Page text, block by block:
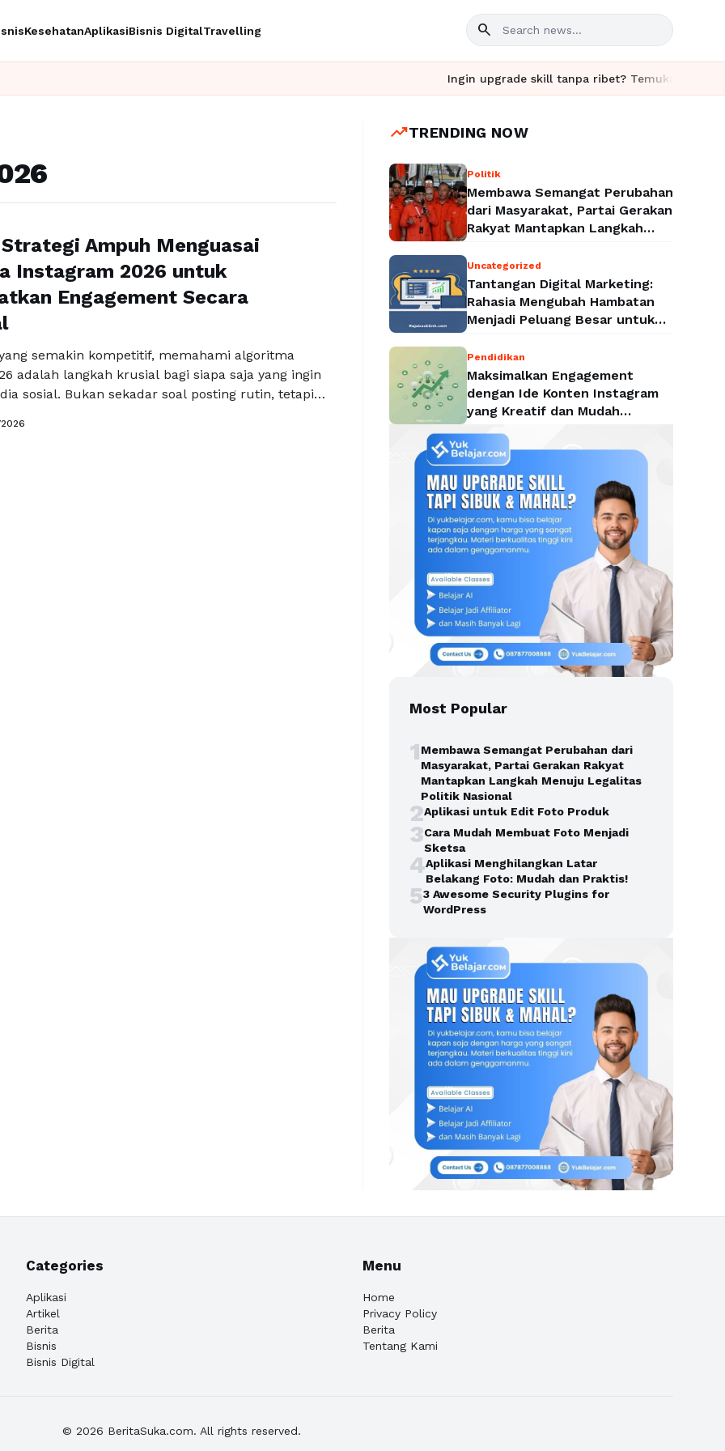
KesehatanAplikasiBisnis DigitalTravelling search
Ingin upgrade skill tanpa ribet? Temukan kelas seru
Ampuh Menguasai
Instagram 2026 untuk
Engagement Secara
semakin kompetitif, memahami algoritma
adalah langkah krusial bagi siapa saja yang ingin
sosial. Bukan sekadar soal posting rutin, tetapi
yang semakin cerdas dan selektif. Jika Anda
trending_upTRENDING NOW
Politik
Membawa Semangat Perubahan
dari Masyarakat, Partai Gerakan
Rakyat Mantapkan Langkah
Nasional
Uncategorized
Tantangan Digital Marketing:
Rahasia Mengubah Hambatan
Menjadi Peluang Besar untuk
Pendidikan
Maksimalkan Engagement
dengan Ide Konten Instagram
yang Kreatif dan Mudah
Most Popular
1Membawa Semangat Perubahan dari
Masyarakat, Partai Gerakan Rakyat
Mantapkan Langkah Menuju Legalitas
Politik Nasional
2Aplikasi untuk Edit Foto Produk
3Cara Mudah Membuat Foto Menjadi
Sketsa
4Aplikasi Menghilangkan Latar
Belakang Foto: Mudah dan Praktis!
53 Awesome Security Plugins for
WordPress
Categories
Aplikasi
Artikel
Berita
Bisnis
Bisnis Digital
Menu
Home
Privacy Policy
Berita
Tentang Kami
© 2026 BeritaSuka.com. All rights reserved.